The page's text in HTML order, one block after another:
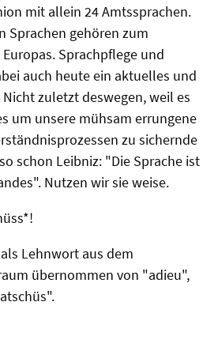
mit allein 24 Amtssprachen.
Sprachen gehören zum
Sprachpflege und
auch heute ein aktuelles und
zuletzt deswegen, weil es
um unsere mühsam errungene
zu sichernde
schon Leibniz: "Die Sprache ist
Nutzen wir sie weise.
Lehnwort aus dem
übernommen von "adieu",